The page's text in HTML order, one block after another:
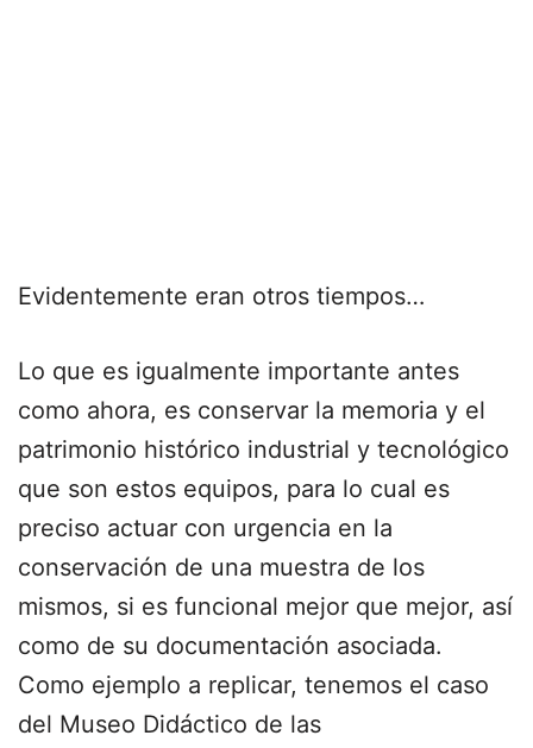
Evidentemente eran otros tiempos…
Lo que es igualmente importante antes
como ahora, es conservar la memoria y el
patrimonio histórico industrial y tecnológico
que son estos equipos, para lo cual es
preciso actuar con urgencia en la
conservación de una muestra de los
mismos, si es funcional mejor que mejor, así
como de su documentación asociada.
Como ejemplo a replicar, tenemos el caso
del Museo Didáctico de las